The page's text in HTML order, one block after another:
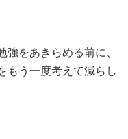
をあきらめる前に、
もう一度考えて減らし